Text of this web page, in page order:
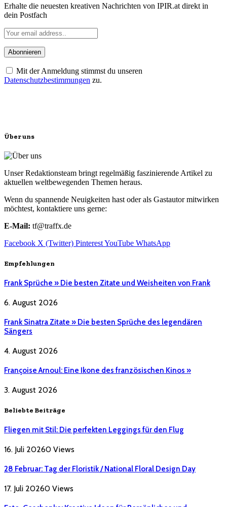
Erhalte die neuesten kreativen Nachrichten von IPIR.at direkt in
dein Postfach
Mit der Anmeldung stimmst du unseren
Datenschutzbestimmungen zu.
Über uns
Unser Redaktionsteam bringt regelmäßig faszinierende Artikel zu
aktuellen weltbewegenden Themen heraus.
Wenn du spannende Neuigkeiten hast oder als Gastautor mitwirken
möchtest, kontaktiere uns gerne:
E-Mail: tf@traffx.de
Facebook X (Twitter) PinterestYouTube WhatsApp
Empfehlungen
Frank Sprüche » Die besten Zitate und Weisheiten von Frank
6. August 2026
Frank Sinatra Zitate » Die besten Sprüche des legendären
Sängers
4. August 2026
Françoise Arnoul: Eine Ikone des französischen Kinos »
3. August 2026
Beliebte Beiträge
Fliegen mit Stil: Die perfekten Leggings für den Flug
16. Juli 20260 Views
28 Februar: Tag der Floristik / National Floral Design Day
17. Juli 20260 Views